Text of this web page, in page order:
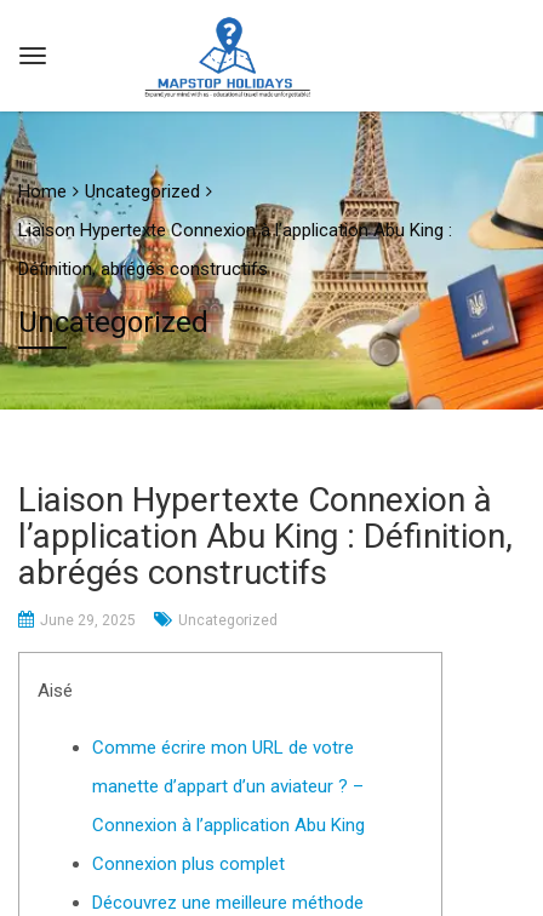
Home
Uncategorized
Liaison Hypertexte Connexion à l’application Abu King :
Définition, abrégés constructifs
Uncategorized
Liaison Hypertexte Connexion à
l’application Abu King : Définition,
abrégés constructifs
June 29, 2025 Uncategorized
Aisé
Comme écrire mon URL de votre
manette d’appart d’un aviateur ? –
Connexion à l’application Abu King
Connexion plus complet
Découvrez une meilleure méthode